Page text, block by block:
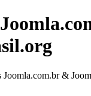
Joomla.com.br &